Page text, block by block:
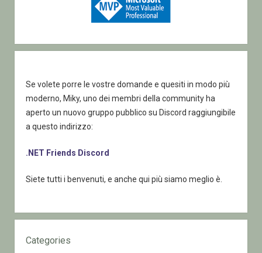
Se volete porre le vostre domande e quesiti in modo più
moderno, Miky, uno dei membri della community ha
aperto un nuovo gruppo pubblico su Discord raggiungibile
a questo indirizzo:
.NET Friends Discord
Siete tutti i benvenuti, e anche qui più siamo meglio è.
Categories